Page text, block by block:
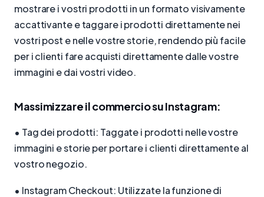
mostrare i vostri prodotti in un formato visivamente
accattivante e taggare i prodotti direttamente nei
vostri post e nelle vostre storie, rendendo più facile
per i clienti fare acquisti direttamente dalle vostre
immagini e dai vostri video.
Massimizzare il commercio su Instagram:
• Tag dei prodotti: Taggate i prodotti nelle vostre
immagini e storie per portare i clienti direttamente al
vostro negozio.
• Instagram Checkout: Utilizzate la funzione di